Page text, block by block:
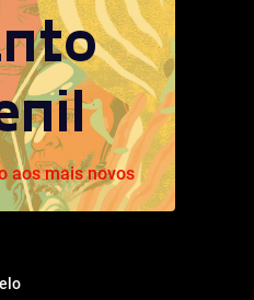
aos mais novos